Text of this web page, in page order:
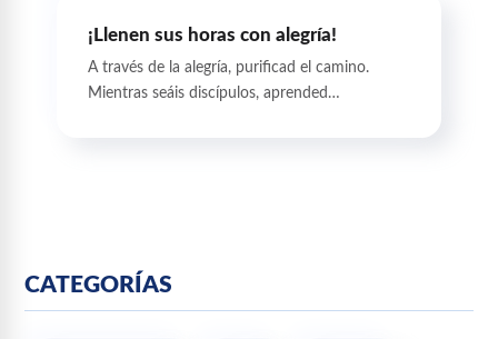
¡Llenen sus horas con alegría!
A través de la alegría, purificad el camino.
Mientras seáis discípulos, aprended…
CATEGORÍAS